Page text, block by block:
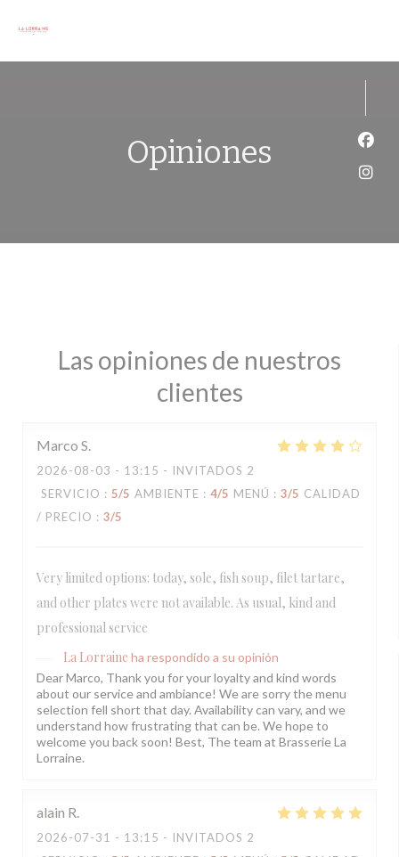
Opiniones
Las opiniones de nuestros
clientes
Marco S
2026-08-03 - 13:15 - INVITADOS 2
SERVICIO : 5/5 AMBIENTE : 4/5 MENÚ : 3/5 CALIDAD
/ PRECIO : 3/5
Very limited options: today, sole, fish soup, filet tartare,
and other plates were not available. As usual, kind and
professional service
La Lorraine ha respondido a su opinión
Dear Marco, Thank you for your loyalty and kind words
about our service and ambiance! We are sorry the menu
selection fell short that day. Availability can vary, and we
understand how frustrating that can be. We hope to
welcome you back soon! Best, The team at Brasserie La
Lorraine.
alain R
2026-07-31 - 13:15 - INVITADOS 2